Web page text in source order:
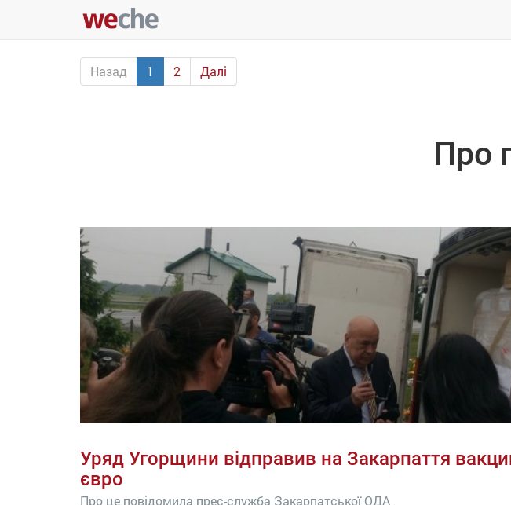
Назад 1 2 Далі
Про
Уряд Угорщини відправив на Закарпаття
євро
Про це повідомила прес-служба Закарпатської ОДА